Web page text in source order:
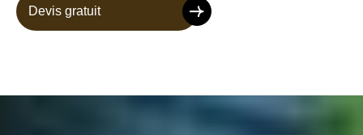
Devis gratuit